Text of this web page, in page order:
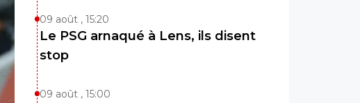
09 août , 15:20
Le PSG arnaqué à Lens, ils disent
stop
09 août , 15:00